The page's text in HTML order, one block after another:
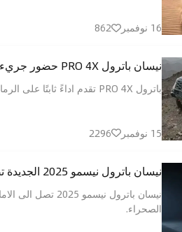
16 نوفمبر 862
نيسان باترول PRO 4X حضور جريء جاهز للبرّ والمدينة في الإمارات
باترول PRO 4X تقدم اداءً ثابتًا على الرمال وقدرات ميدانية عالية، مع تصميم جريء وقيمة قوية تلائم عشاق المغامرات في الامارات ومحبي القوة والجاهزية لكل رحلة.
15 نوفمبر 2296
نيسان باترول نيسمو 2025 الجديدة تصل الإمارات لتعيد تعريف الأداء والفخامة
الصحراء.